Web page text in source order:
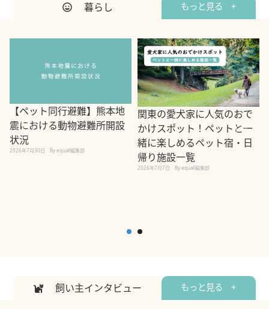
暮らし もっと見る +
【ペット同行避難】熊本地
震における動物避難所開設
状況
2026年7月30日 By equall編集部
関東の愛犬家に人気のおで
かけスポット！ペットと一
緒に楽しめるペット宿・日
帰り施設一覧
2026年7月7日 By equall編集部
飼い主インタビュー もっと見る +